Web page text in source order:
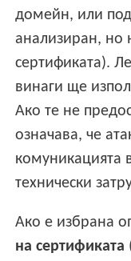
домейн, или
анализиран, но
сертификата).
винаги ще
Ако те не
означава, че
комуникацията
технически
Ако е избрана
на сертификата